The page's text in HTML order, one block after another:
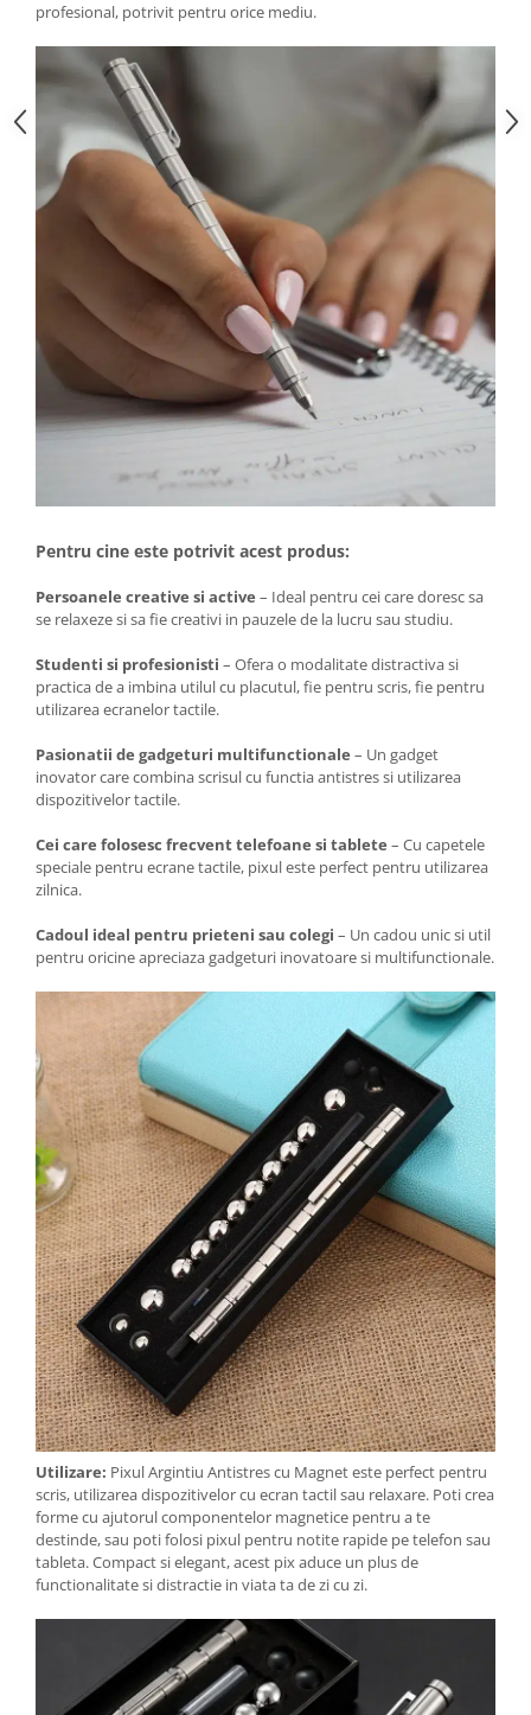
profesional, potrivit pentru orice mediu.
Pentru cine este potrivit acest produs:
Persoanele creative si active – Ideal pentru cei care doresc sa
se relaxeze si sa fie creativi in pauzele de la lucru sau studiu.
Studenti si profesionisti – Ofera o modalitate distractiva si
practica de a imbina utilul cu placutul, fie pentru scris, fie pentru
utilizarea ecranelor tactile.
Pasionatii de gadgeturi multifunctionale – Un gadget
inovator care combina scrisul cu functia antistres si utilizarea
dispozitivelor tactile.
Cei care folosesc frecvent telefoane si tablete – Cu capetele
speciale pentru ecrane tactile, pixul este perfect pentru utilizarea
zilnica.
Cadoul ideal pentru prieteni sau colegi – Un cadou unic si util
pentru oricine apreciaza gadgeturi inovatoare si multifunctionale.
Utilizare: Pixul Argintiu Antistres cu Magnet este perfect pentru
scris, utilizarea dispozitivelor cu ecran tactil sau relaxare. Poti crea
forme cu ajutorul componentelor magnetice pentru a te
destinde, sau poti folosi pixul pentru notite rapide pe telefon sau
tableta. Compact si elegant, acest pix aduce un plus de
functionalitate si distractie in viata ta de zi cu zi.